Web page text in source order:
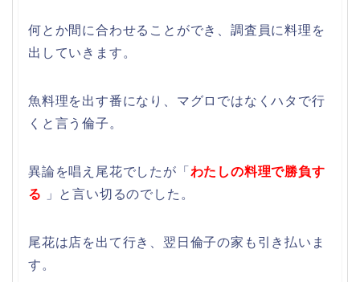
何とか間に合わせることができ、調査員に料理を
出していきます。
魚料理を出す番になり、マグロではなくハタで行
くと言う倫子。
異論を唱え尾花でしたが「 わたしの料理で勝負す
る
」と言い切るのでした。
尾花は店を出て行き、翌日倫子の家も引き払いま
す。